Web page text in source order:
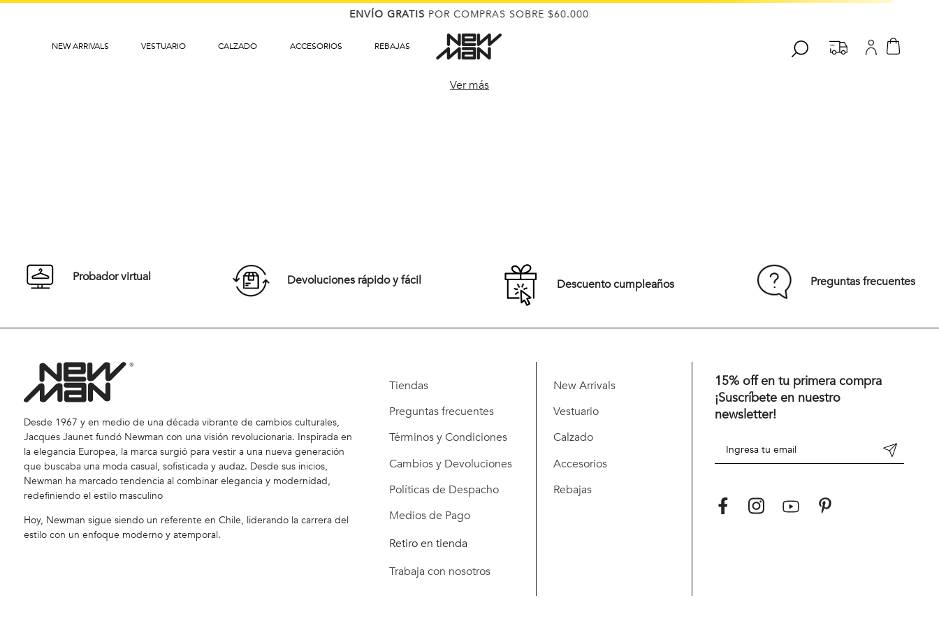
ENVÍO GRATIS POR COMPRAS SOBRE $60.000
NEW ARRIVALS VESTUARIO CALZADO ACCESORIOS REBAJAS
Ver más
Probador virtual Devoluciones rápido y fácil Descuento cumpleaños Preguntas frecuentes
Desde 1967 y en medio de una década vibrante de cambios culturales,
Jacques Jaunet fundó Newman con una visión revolucionaria. Inspirada en
la elegancia Europea, la marca surgió para vestir a una nueva generación
que buscaba una moda casual, sofisticada y audaz. Desde sus inicios,
Newman ha marcado tendencia al combinar elegancia y modernidad,
redefiniendo el estilo masculino
Hoy, Newman sigue siendo un referente en Chile, liderando la carrera del
estilo con un enfoque moderno y atemporal.
Tiendas
Preguntas frecuentes
Términos y Condiciones
Cambios y Devoluciones
Políticas de Despacho
Medios de Pago
Retiro en tienda
Trabaja con nosotros
New Arrivals
Vestuario
Calzado
Accesorios
Rebajas
15% off en tu primera compra
¡Suscríbete en nuestro
newsletter!